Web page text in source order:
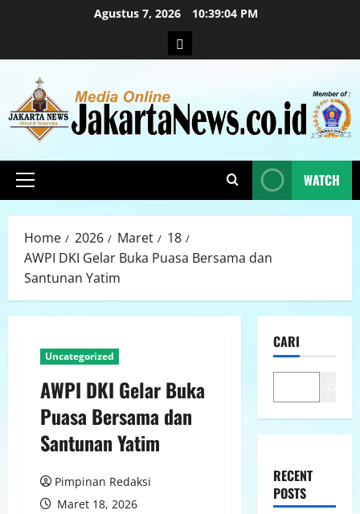
Agustus 7, 2026 10:39:05 PM
WATCH
Home 2026 Maret
18
AWPI DKI Gelar Buka Puasa Bersama dan
Santunan Yatim
Uncategorized
AWPI DKI Gelar Buka
Puasa Bersama dan
Santunan Yatim
Pimpinan Redaksi
Maret 18, 2026
CARI
RECENT
POSTS